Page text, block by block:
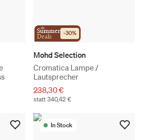
the
Summer
Deals -30%
Mohd Selection
Cromatica Lampe /
Lautsprecher
238,30 €
statt 340,42 €
In Stock